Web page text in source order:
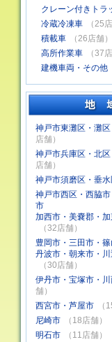
クレーン付きトラ
冷蔵冷凍車
（25
積載車
（26店舗）
高所作業車
（37
建機車両・その他
神戸市東灘区・灘
店舗）
神戸市兵庫区・北
店舗）
神戸市須磨区・垂水
神戸市西区・西脇
市
加西市・美嚢郡・
（32店舗）
豊岡市・三田市・
丹波市・朝来市・
（30店舗）
伊丹市・宝塚市・
舗）
西宮市・芦屋市
（
尼崎市
（18店舗）
明石市
（11店舗）